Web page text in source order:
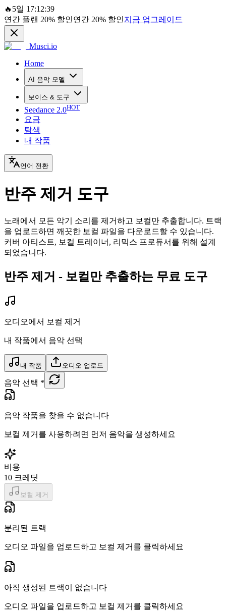
🔥 5일 17:12:39
연간 플랜 20% 할인연간 20% 할인지금 업그레이드
Musci.io
Home
AI 음악 모델
보이스 & 도구
Seedance 2.0HOT
요금
탐색
내 작품
언어 전환
반주 제거 도구
노래에서 모든 악기 소리를 제거하고 보컬만 추출합니다. 트랙
을 업로드하면 깨끗한 보컬 파일을 다운로드할 수 있습니다.
커버 아티스트, 보컬 트레이너, 리믹스 프로듀서를 위해 설계
되었습니다.
반주 제거 - 보컬만 추출하는 무료 도구
오디오에서 보컬 제거
내 작품에서 음악 선택
내 작품 오디오 업로드
음악 선택 *
음악 작품을 찾을 수 없습니다
보컬 제거를 사용하려면 먼저 음악을 생성하세요
비용
10 크레딧
보컬 제거
분리된 트랙
오디오 파일을 업로드하고 보컬 제거를 클릭하세요
아직 생성된 트랙이 없습니다
오디오 파일을 업로드하고 보컬 제거를 클릭하세요